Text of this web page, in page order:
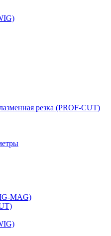
резка (PROF-CUT)
MAG)